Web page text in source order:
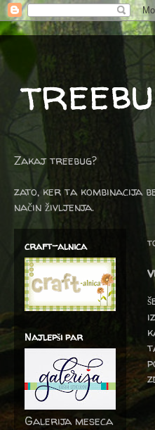
Zakaj treebug?
zato, ker ta kombinacija
način življenja.
craft-alnica
Najlepši par
Galerija meseca